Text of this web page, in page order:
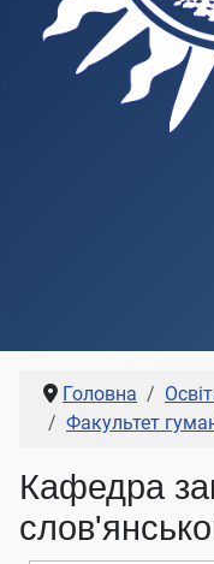
Головна
Факультет
Кафедра